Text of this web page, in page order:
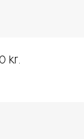
kr.